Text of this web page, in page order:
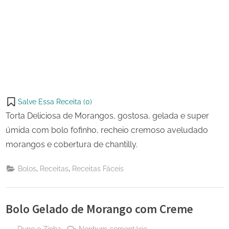
Salve Essa Receita (0)
Torta Deliciosa de Morangos, gostosa, gelada e super
úmida com bolo fofinho, recheio cremoso aveludado
morangos e cobertura de chantilly.
Bolos Receitas Receitas Fáceis
Bolo Gelado de Morango com Creme